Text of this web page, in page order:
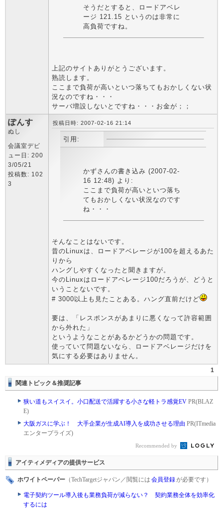
そうだとすると、ロードアベレ
ージ 121.15 というのは非常に
高負荷ですね。
上記のサイトありがとうございます。
熟読します。
ここまで負荷が高いといつ落ちてもおかしくない状
況なのですね・・・
サーバ増設しないとですね・・・お金が；；
ぽんす
ぬし
会議室デビ
ュー日: 200
3/05/21
投稿数: 102
3
投稿日時: 2007-02-16 21:14
引用:
かずさんの書き込み (2007-02-
16 12:48) より:
ここまで負荷が高いといつ落ち
てもおかしくない状況なのです
ね・・・
そんなことはないです。
昔のLinuxは、ロードアベレージが100を超えるあた
りから
ハングしやすくなったと聞きますが。
今のLinuxはロードアベレージ100だろうが、どうと
いうことないです。
# 3000以上も見たことある。ハング直前だけど
要は、「レスポンスがあまりに悪くなって許容範囲
から外れた」
というようなことがあるかどうかの問題です。
使っていて問題ないなら、ロードアベレージだけを
気にする必要はありません。
1
関連トピック＆推奨記事
狭い道もスイスイ。小口配送で活躍する小さな軽トラ感覚EV PR(BLAZ
E)
大阪ガスに学ぶ！ 大手企業が生成AI導入を成功させる理由 PR(ITmedia
エンタープライズ)
Recommended by
アイティメディアの提供サービス
ホワイトペーパー （TechTargetジャパン／閲覧には 会員登録が必要です）
電子契約ツール導入後も業務負荷が減らない？ 契約業務全体を効率化
するには